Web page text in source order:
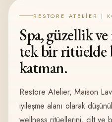
RESTORE ATELIER |
Spa, güzellik
tek bir
katman.
Restore Atelier, Maison
iyileşme alanı olarak
wellness ritüellerini, cilt ve